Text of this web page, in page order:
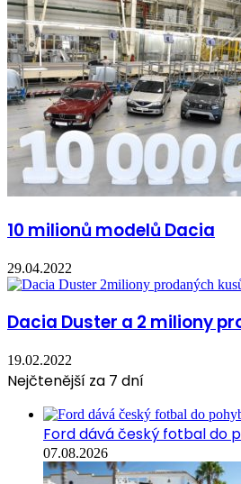
10 milionů modelů Dacia
29.04.2022
Dacia Duster a 2 miliony
19.02.2022
Nejčtenější za 7 dní
Ford dává český fotbal do
07.08.2026